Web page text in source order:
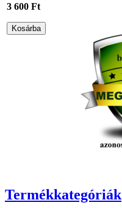
3 600 Ft
Termékkategóriák